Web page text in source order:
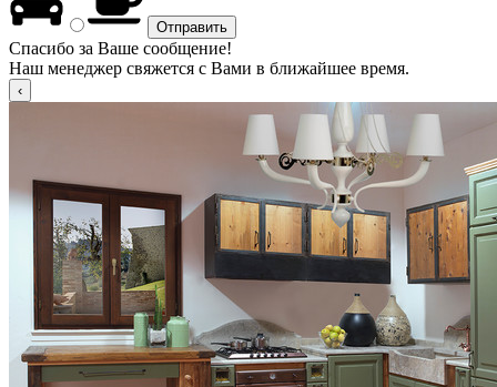
Спасибо за Ваше сообщение!
Наш менеджер свяжется с Вами в ближайшее время.